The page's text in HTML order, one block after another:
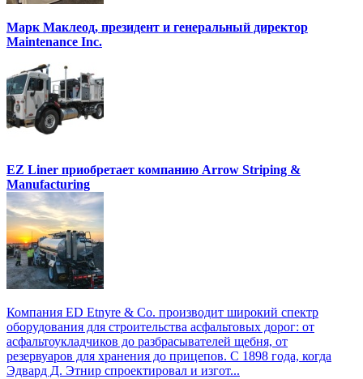
Марк Маклеод, президент и генеральный директор
Maintenance Inc.
EZ Liner приобретает компанию Arrow Striping &
Manufacturing
Компания ED Etnyre & Co. производит широкий спектр
оборудования для строительства асфальтовых дорог: от
асфальтоукладчиков до разбрасывателей щебня, от
резервуаров для хранения до прицепов. С 1898 года, когда
Эдвард Д. Этнир спроектировал и изгот...